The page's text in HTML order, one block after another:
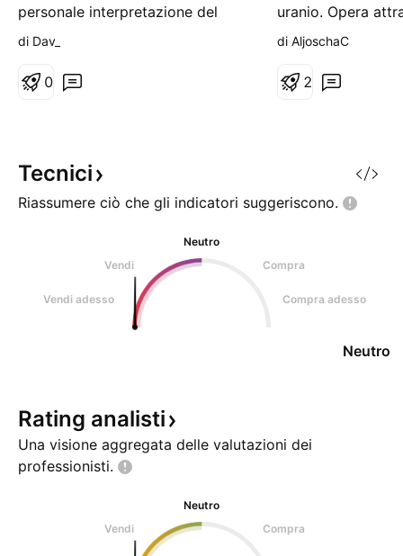
personale interpretazione del
grafico, non è un consiglio
di Dav_
0
uranio. Opera
segmenti
coinvolto
Services si
raffinazione,
di AljoschaC
2
Tecnici
Riassumere ciò che gli indicatori suggeriscono.
Neutro
Vendi
Compra
Vendi adesso Compra adesso
Neutro
Rating analisti
Una visione aggregata delle valutazioni dei
professionisti.
Neutro
Vendi
Compra